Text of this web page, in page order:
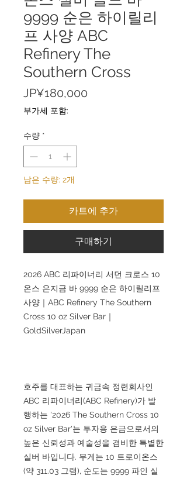
9999 순은 하이릴리
프 사양 ABC
Refinery The
Southern Cross
JP¥180,000
부가세 포함:
수량 *
남은 수량: 2개
카트에 추가
구매하기
2026 ABC 리파이너리 서던 크로스 10
온스 은지금 바 9999 순은 하이릴리프
사양｜ABC Refinery The Southern
Cross 10 oz Silver Bar｜
GoldSilverJapan
호주를 대표하는 귀금속 정련회사인
ABC 리파이너리(ABC Refinery)가 발
행하는 '2026 The Southern Cross 10
oz Silver Bar'는 투자용 은금으로서의
높은 신뢰성과 예술성을 겸비한 특별한
실버 바입니다. 무게는 10 트로이온스
(약 311.03 그램), 순도는 9999 파인 실